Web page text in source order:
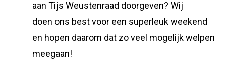
aan Tijs Weustenraad doorgeven? Wij
doen ons best voor een superleuk weekend
en hopen daarom dat zo veel mogelijk welpen
meegaan!